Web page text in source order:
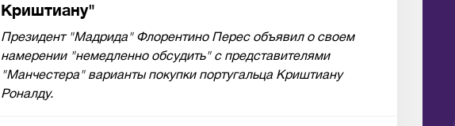
Криштиану"
Президент "Мадрида" Флорентино Перес объявил о своем
намерении "немедленно обсудить" с представителями
"Манчестера" варианты покупки португальца Криштиану
Роналду.